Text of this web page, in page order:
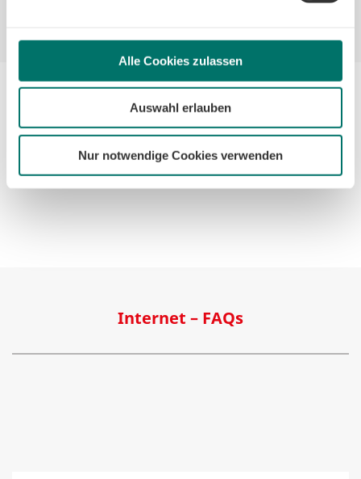
Alle Cookies zulassen
Auswahl erlauben
Nur notwendige Cookies verwenden
Tipp:Falls Sie noch mehr über historische Erfindungen,
möchten, können wir Ihnen unsere ArtikelDas erste
HandysowieDer Erfinder des Telefonsempfehlen.
Internet – FAQs